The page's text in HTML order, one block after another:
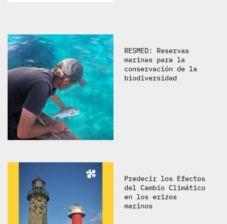
RESMED: Reservas
marinas para la
conservación de la
biodiversidad
Predecir los Efectos
del Cambio Climático
en los erizos
marinos